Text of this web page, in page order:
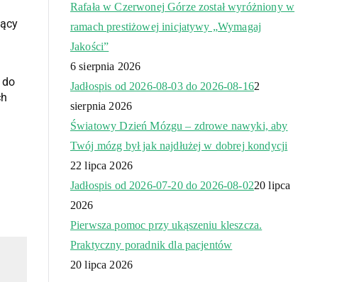
Rafała w Czerwonej Górze został wyróżniony w
ramach prestiżowej inicjatywy „Wymagaj
Jakości”
6 sierpnia 2026
Jadłospis od 2026-08-03 do 2026-08-162
sierpnia 2026
Światowy Dzień Mózgu – zdrowe nawyki, aby
Twój mózg był jak najdłużej w dobrej kondycji
22 lipca 2026
Jadłospis od 2026-07-20 do 2026-08-0220 lipca
2026
Pierwsza pomoc przy ukąszeniu kleszcza.
Praktyczny poradnik dla pacjentów
20 lipca 2026